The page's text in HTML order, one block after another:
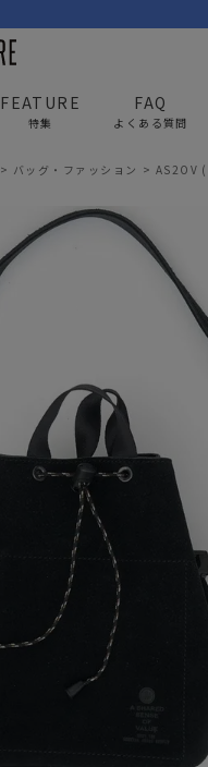
APPAREL
アパレル
パンツ
キャップ/帽子
シューズ/靴下
サングラス/メガネ
時計
その他
FEATURE
特集
FAQ
よくある質問
バッグ・ファッション AS2OV